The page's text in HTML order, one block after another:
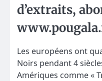
d’extraits,
Les européens ont
Noirs pendant 4
Amériques comme «